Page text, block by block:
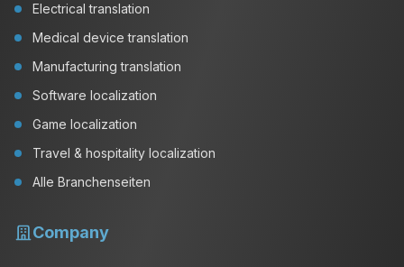
Electrical translation
Medical device translation
Manufacturing translation
Software localization
Game localization
Travel & hospitality localization
Alle Branchenseiten
Company